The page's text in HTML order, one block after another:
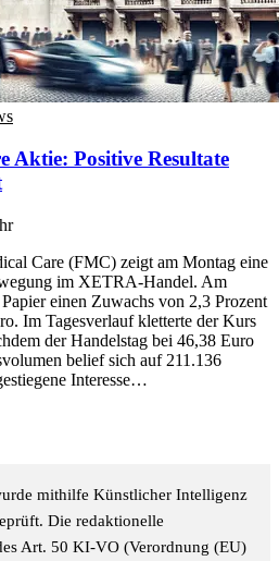
Aktie: Positive Resultate
Care (FMC) zeigt am Montag eine
im XETRA-Handel. Am
einen Zuwachs von 2,3 Prozent
Im Tagesverlauf kletterte der Kurs
der Handelstag bei 46,38 Euro
belief sich auf 211.136
Interesse…
mithilfe Künstlicher Intelligenz
Die redaktionelle
Art. 50 KI-VO (Verordnung (EU)